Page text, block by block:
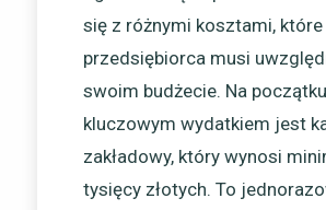
się z różnymi kosztami, które
przedsiębiorca musi
swoim budżecie. Na
kluczowym wydatkiem jest
zakładowy, który wynosi
tysięcy złotych. To